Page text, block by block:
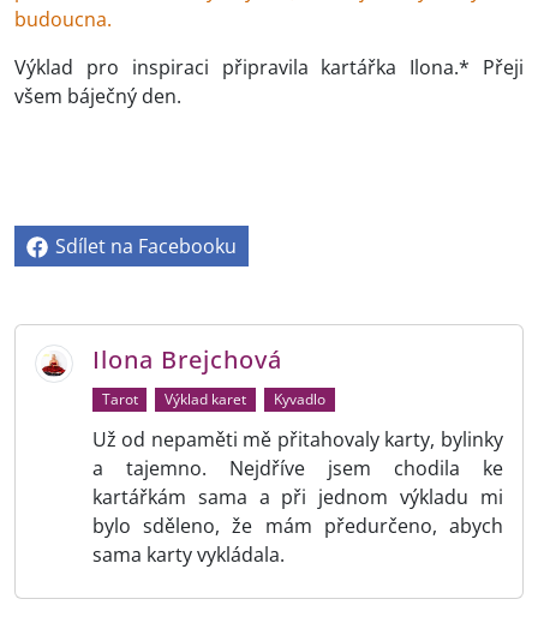
budoucna.
Výklad pro inspiraci připravila kartářka Ilona.* Přeji
všem báječný den.
Sdílet na Facebooku
Ilona Brejchová
Tarot Výklad karet Kyvadlo
Už od nepaměti mě přitahovaly karty, bylinky
a tajemno. Nejdříve jsem chodila ke
kartářkám sama a při jednom výkladu mi
bylo sděleno, že mám předurčeno, abych
sama karty vykládala.